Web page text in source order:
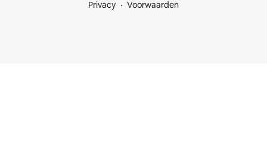
Privacy
Voorwaarden